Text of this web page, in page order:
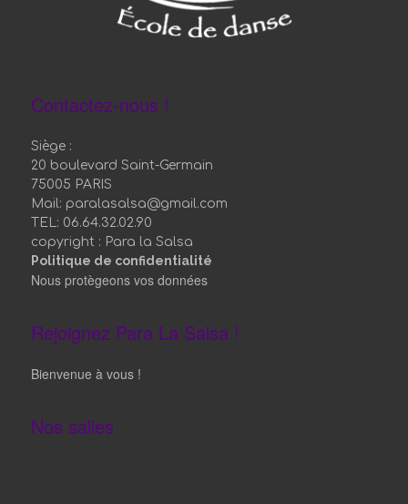
Contactez-nous !
Siège :
20 boulevard Saint-Germain
75005 PARIS
Mail: paralasalsa@gmail.com
TEL: 06.64.32.02.90
copyright : Para la Salsa
Politique de confidentialité
Nous protègeons vos données
Rejoignez Para La Salsa !
Bienvenue à vous !
Nos salles